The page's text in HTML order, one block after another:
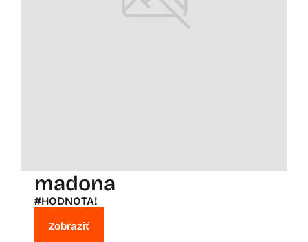
madona
#HODNOTA!
Zobraziť